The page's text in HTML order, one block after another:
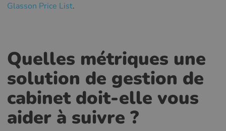
Glasson Price List.
Quelles métriques une
solution de gestion de
cabinet doit-elle vous
aider à suivre ?